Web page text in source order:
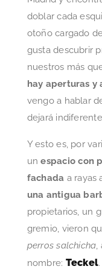
doblar cada
otoño cargado
gusta descubrir
nuestros más
hay aperturas y
vengo a hablar
dejará
Y esto es, por
unespacio con
fachada a rayas
una antigua
propietarios, un
gremio, vieron
perros salchicha,
nombre: Teckel